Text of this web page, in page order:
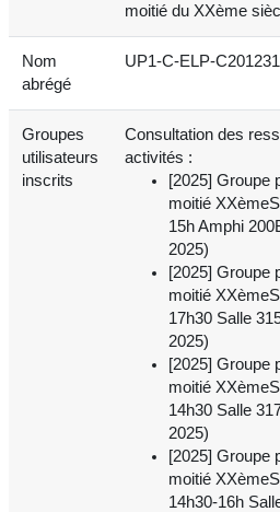
moitié du XXème
Nom
abrégé
UP1-C-ELP-
Groupes
utilisateurs
inscrits
Consultation des
activités :
[2025] Groupe
moitié
15h Amphi
2025)
[2025] Groupe
moitié
17h30 Salle
2025)
[2025] Groupe
moitié
14h30 Salle
2025)
[2025] Groupe
moitié
14h30-16h